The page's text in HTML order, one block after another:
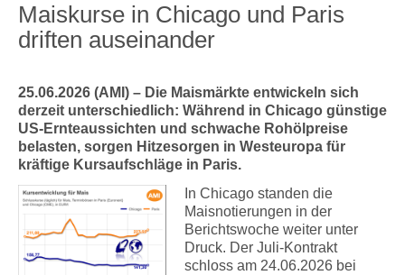
Maiskurse in Chicago und Paris
driften auseinander
25.06.2026 (AMI) – Die Maismärkte entwickeln sich
derzeit unterschiedlich: Während in Chicago günstige
US-Ernteaussichten und schwache Rohölpreise
belasten, sorgen Hitzesorgen in Westeuropa für
kräftige Kursaufschläge in Paris.
In Chicago standen die
Maisnotierungen in der
Berichtswoche weiter unter
Druck. Der Juli-Kontrakt
schloss am 24.06.2026 bei